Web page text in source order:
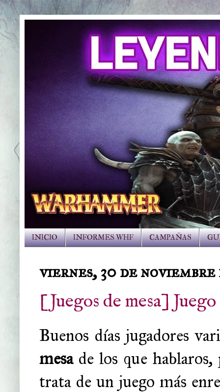
INICIO INFORMES WHF CAMPAÑAS
viernes, 30 de noviembre
[Juegos de mesa]
Buenos días jugadores
mesade los que hablaros,
trata de un juego más